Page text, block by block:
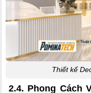
Thiết kế
2.4. Phong Cách